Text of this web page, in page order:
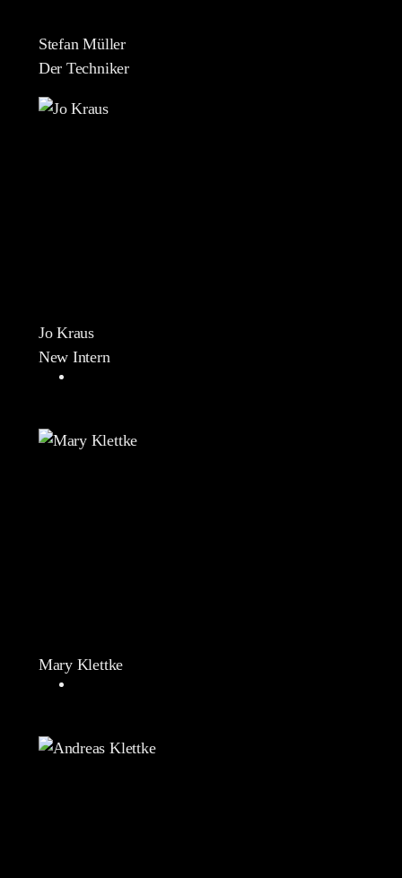
Stefan Müller
Der Techniker
Jo Kraus
New Intern
Mary Klettke